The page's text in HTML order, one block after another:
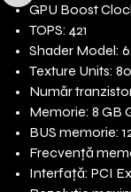
GPU Boost
TOPS: 421
Shader Model:
Texture Units: 80
Număr
Memorie: 8 GB
BUS memorie:
Frecvență
Interfață: PCI